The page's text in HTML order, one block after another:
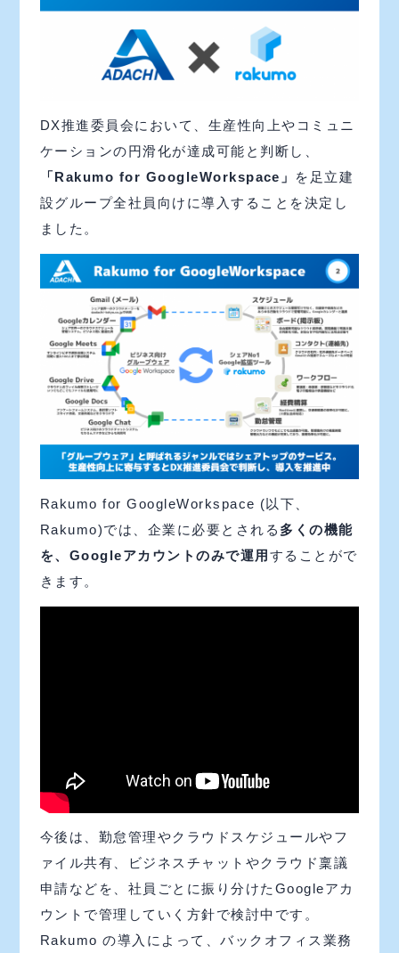
DX推進委員会において、生産性向上やコミュニ
ケーションの円滑化が達成可能と判断し、
「Rakumo for GoogleWorkspace」 を足立建
設グループ全社員向けに導入することを決定し
ました。
Rakumo for GoogleWorkspace (以下、
Rakumo)では、企業に必要とされる 多くの機能
を、Googleアカウントのみで運用 することがで
きます。
今後は、勤怠管理やクラウドスケジュールやフ
ァイル共有、ビジネスチャットやクラウド稟議
申請などを、社員ごとに振り分けたGoogleアカ
ウントで管理していく方針で検討中です。
Rakumo の導入によって、バックオフィス業務